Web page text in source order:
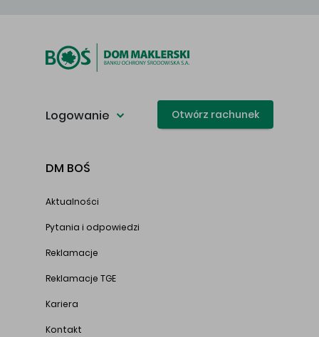
Logowanie Otwórz rachunek
DM BOŚ
Aktualności
Pytania i odpowiedzi
Reklamacje
Reklamacje TGE
Kariera
Kontakt